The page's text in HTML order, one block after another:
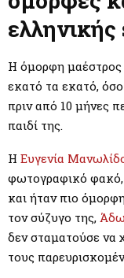
E
N
U
Η όμορφη μαέστρος
εκατό τα εκατό,
πριν από 10 μήνες
παιδί της.
Η Ευγενία
φωτογραφικό
και ήταν πιο
τον σύζυγο της,
δεν σταματούσε να
τους